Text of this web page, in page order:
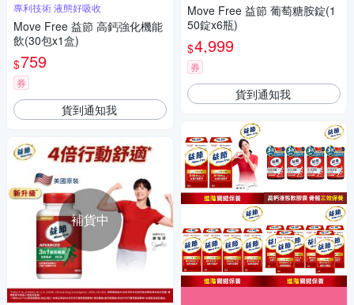
專利技術 液態好吸收
Move Free 益節 高鈣強化機能
飲(30包x1盒)
$759
券
貨到通知我
補貨中
Move Free 益節 葡萄糖胺錠(1
50錠x6瓶)
$4,999
券
貨到通知我